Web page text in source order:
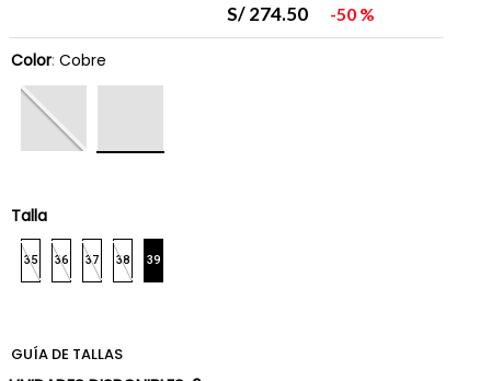
S/ 274.50 50 %
Color: Cobre
Talla
35 36 37 38 39
GUÍA DE TALLAS